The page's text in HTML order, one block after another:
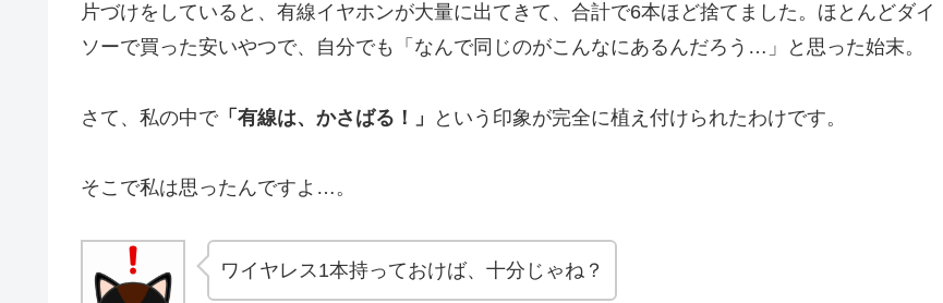
片づけをしていると、有線イヤホンが大量に出てきて、合計で6本ほど捨てました。ほとんどダイ
ソーで買った安いやつで、自分でも「なんで同じのがこんなにあるんだろう…」と思った始末。
さて、私の中で「有線は、かさばる！」 という印象が完全に植え付けられたわけです。
そこで私は思ったんですよ…。
ワイヤレス1本持っておけば、十分じゃね？